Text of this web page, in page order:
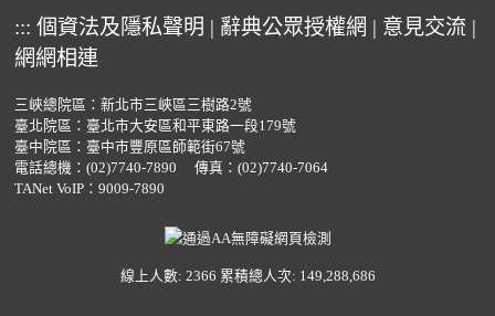
::: 個資法及隱私聲明 | 辭典公眾授權網 | 意見交流 |
網網相連
三峽總院區：新北市三峽區三樹路2號
臺北院區：臺北市大安區和平東路一段179號
臺中院區：臺中市豐原區師範街67號
電話總機： (02)7740-7890
傳真：(02)7740-7064
TANet VoIP：9009-7890
線上人數: 2366 累積總人次: 149,288,686